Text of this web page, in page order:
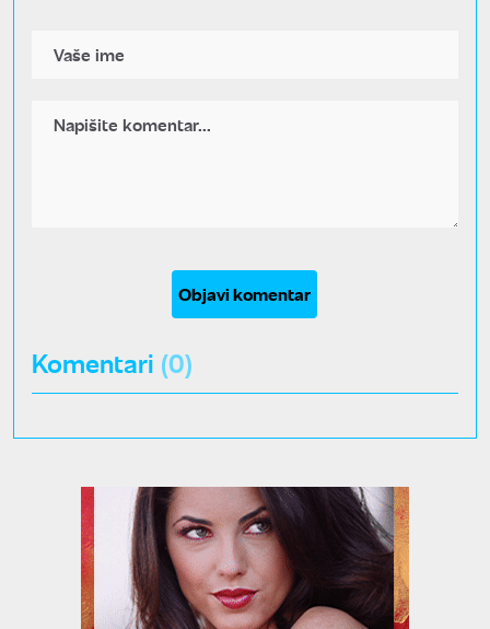
Objavi komentar
Komentari (0)